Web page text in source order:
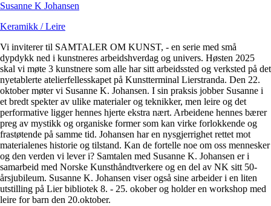
Susanne K Johansen
Keramikk / Leire
Vi inviterer til SAMTALER OM KUNST, - en serie med små
dypdykk ned i kunstneres arbeidshverdag og univers. Høsten 2025
skal vi møte 3 kunstnere som alle har sitt arbeidssted og verksted på det
nyetablerte atelierfellesskapet på Kunstterminal Lierstranda. Den 22.
oktober møter vi Susanne K. Johansen. I sin praksis jobber Susanne i
et bredt spekter av ulike materialer og teknikker, men leire og det
performative ligger hennes hjerte ekstra nært. Arbeidene hennes bærer
preg av mystikk og organiske former som kan virke forlokkende og
frastøtende på samme tid. Johansen har en nysgjerrighet rettet mot
materialenes historie og tilstand. Kan de fortelle noe om oss mennesker
og den verden vi lever i? Samtalen med Susanne K. Johansen er i
samarbeid med Norske Kunsthåndtverkere og en del av NK sitt 50-
årsjubileum. Susanne K. Johansen viser også sine arbeider i en liten
utstilling på Lier bibliotek 8. - 25. okober og holder en workshop med
leire for barn den 20.oktober.